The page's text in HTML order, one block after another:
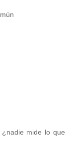
mide lo que